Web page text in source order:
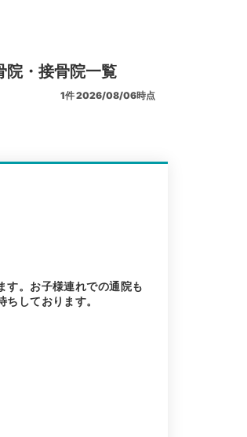
院・接骨院一覧
1件2026/08/06時点
す。お子様連れでの通院も
しております。